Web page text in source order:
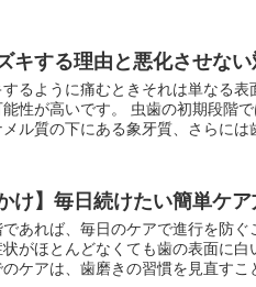
キする理由と悪化させな
るように痛むときそれは単なる
性が高いです。 虫歯の初期段階
ル質の下にある象牙質、さらには
け】毎日続けたい簡単ケ
あれば、毎日のケアで進行を防
がほとんどなくても歯の表面に白
ケアは、歯磨きの習慣を見直すこ